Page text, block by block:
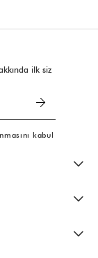
ilk siz
kabul